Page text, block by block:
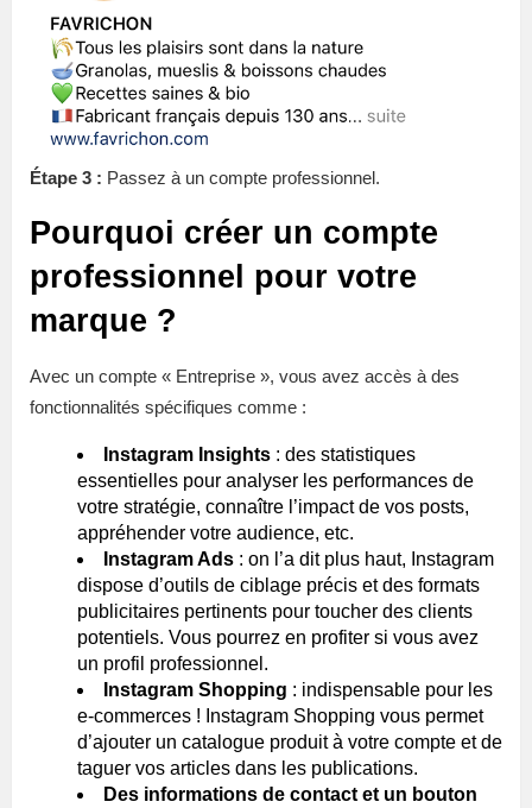
Étape 3 : Passez à un compte professionnel.
Pourquoi créer un compte
professionnel pour votre
marque ?
Avec un compte « Entreprise », vous avez accès à des
fonctionnalités spécifiques comme :
Instagram Insights : des statistiques
essentielles pour analyser les performances de
votre stratégie, connaître l’impact de vos posts,
appréhender votre audience, etc.
Instagram Ads : on l’a dit plus haut, Instagram
dispose d’outils de ciblage précis et des formats
publicitaires pertinents pour toucher des clients
potentiels. Vous pourrez en profiter si vous avez
un profil professionnel.
Instagram Shopping : indispensable pour les
e-commerces ! Instagram Shopping vous permet
d’ajouter un catalogue produit à votre compte et de
taguer vos articles dans les publications.
Des informations de contact et un bouton